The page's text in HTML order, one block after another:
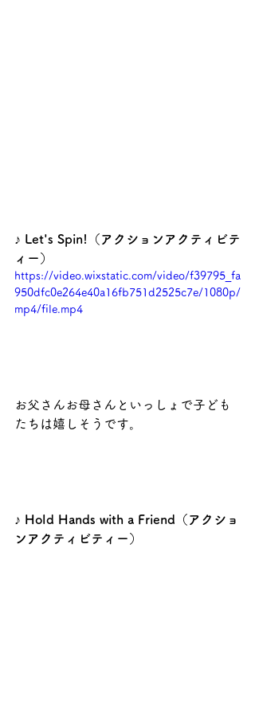
♪ Let's Spin!（アクションアクティビテ
ィー）
https://video.wixstatic.com/video/f39795_fa
950dfc0e264e40a16fb751d2525c7e/1080p/
mp4/file.mp4
お父さんお母さんといっしょで子ども
たちは嬉しそうです。
♪ Hold Hands with a Friend（アクショ
ンアクティビティー）